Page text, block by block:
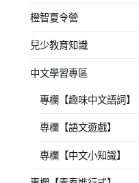
橙智夏令營
兒少教育知識
中文學習專區
專欄【趣味中文語詞】
專欄【語文遊戲】
專欄【中文小知識】